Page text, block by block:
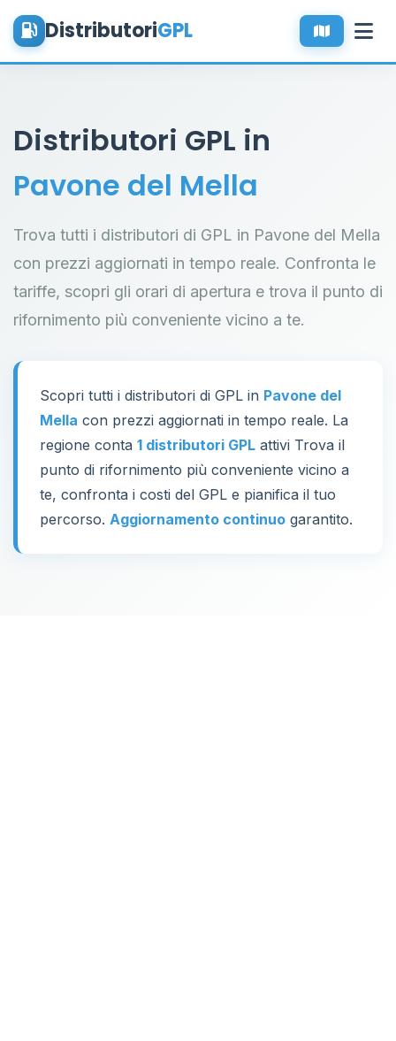
DistributoriGPL
Distributori GPL in
Pavone del Mella
Trova tutti i distributori di GPL in Pavone del Mella
con prezzi aggiornati in tempo reale. Confronta le
tariffe, scopri gli orari di apertura e trova il punto di
rifornimento più conveniente vicino a te.
Scopri tutti i distributori di GPL in Pavone del
Mella con prezzi aggiornati in tempo reale. La
regione conta 1 distributori GPL attivi Trova il
punto di rifornimento più conveniente vicino a
te, confronta i costi del GPL e pianifica il tuo
percorso. Aggiornamento continuo garantito.